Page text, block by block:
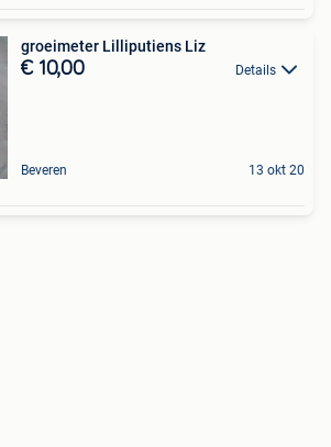
groeimeter Lilliputiens Liz
€ 10,00 Details
Beveren 13 okt 20